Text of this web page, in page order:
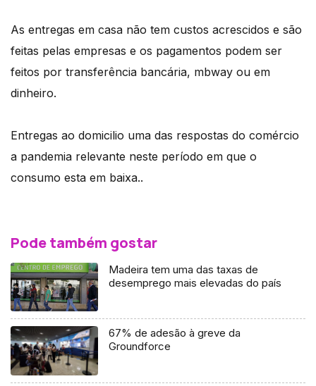
As entregas em casa não tem custos acrescidos e são
feitas pelas empresas e os pagamentos podem ser
feitos por transferência bancária, mbway ou em
dinheiro.
Entregas ao domicilio uma das respostas do comércio
a pandemia relevante neste período em que o
consumo esta em baixa..
Pode também gostar
Madeira tem uma das taxas de
desemprego mais elevadas do país
67% de adesão à greve da
Groundforce